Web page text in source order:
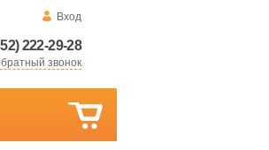
Вход
222-29-28
звонок